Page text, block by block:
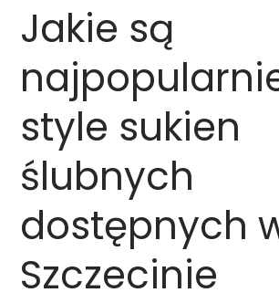
Jakie są
style sukien
ślubnych
dostępnych
Szczecinie